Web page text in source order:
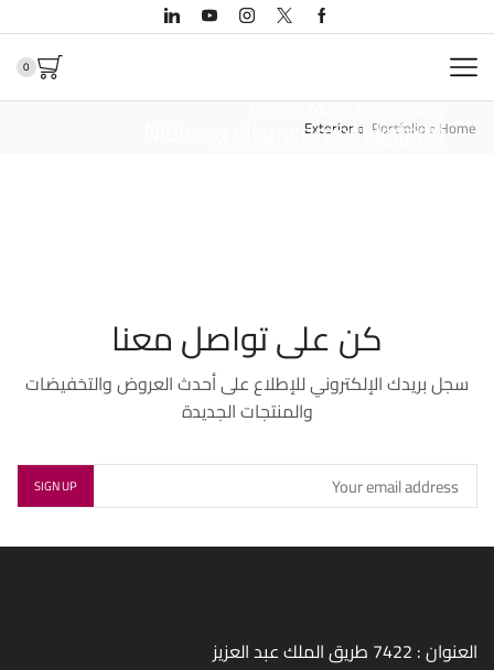
0
Home
Portfolio
Exterior
Exterior,Music,Photography
Nibh a a ullamcorper eleifend
Photography ,Web-design
كن على تواصل معنا
سجل بريدك الإلكتروني للإطلاع على أحدث العروض والتخفيضات
والمنتجات الجديدة
العنوان : 7422 طريق الملك عبد العزيز